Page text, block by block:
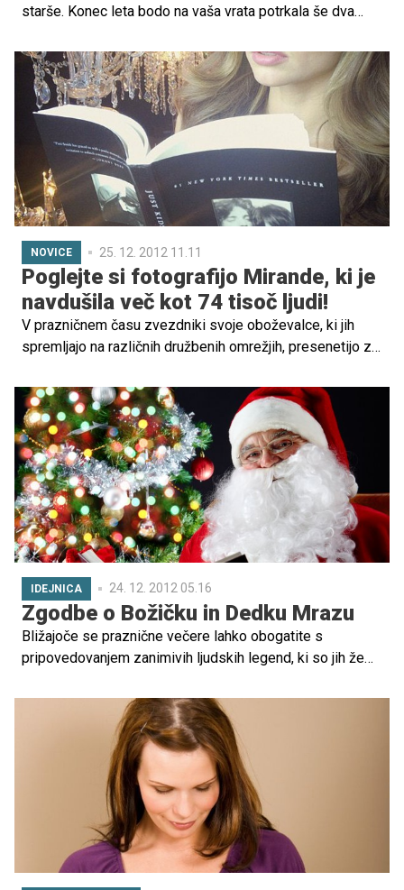
starše. Konec leta bodo na vaša vrata potrkala še dva
Bibaleze.si v sodelovanju s podjetjem Hasbro organizira
božično nagradno akcijo za najmlajše družinske člane.
Obdarili bomo zveste ljubitelje risank na programih OTO
in VOYO.
NOVICE 25. 12. 2012 11.11
Poglejte si fotografijo Mirande, ki je
navdušila več kot 74 tisoč ljudi!
V prazničnem času zvezdniki svoje oboževalce, ki jih
spremljajo na različnih družbenih omrežjih, presenetijo z
tisoče ljudi. Ena izmed tovrstnih medijskih osebnosti je
tudi manekenka Miranda Kerr. Mamica dečka Flynna je na
Instagramu objavila fotografijo, na kateri v seksi
božičkovem kostumu oboževalcem pošilja poljubčke.
IDEJNICA 24. 12. 2012 05.16
Zgodbe o Božičku in Dedku Mrazu
Bližajoče se praznične večere lahko obogatite s
pripovedovanjem zanimivih ljudskih legend, ki so jih že
Naj se zbere vsa družina, majhni in veliki se skupaj
potopite v čarobni svet zgodb.